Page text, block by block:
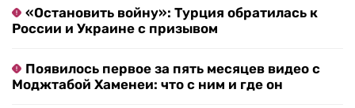
«Остановить войну»: Турция обратилась к
России и Украине с призывом
Появилось первое за пять месяцев видео с
Моджтабой Хаменеи: что с ним и где он